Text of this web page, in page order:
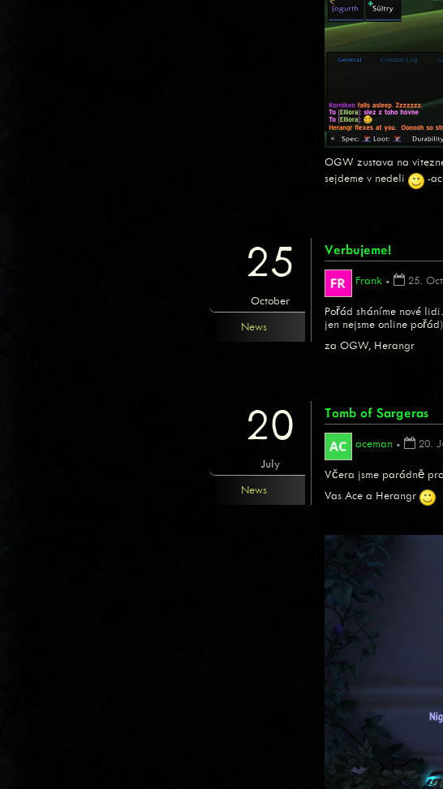
OGW zustava na
sejdeme v nedeli
-
25
October
News
Verbujeme!
Frank • 25.
Pořád sháníme nové
jen nejsme online
za OGW, Herangr
20
July
News
Tomb of Sargeras
aceman • 20.
Včera jsme parádně
Vas Ace a Herangr